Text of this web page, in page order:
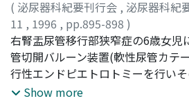
good and there are no recurrent
( 泌尿器科紀要刊行会 , 泌尿器科紀
11 , 1996 , pp.895-898 )
UMEKAWA, Tohru;ISHIKAWA,
Hiroshi;IGUCHI, Masanori;
川, 泰章; 梶川, 博司; 井口, 正典;栗
右腎盂尿管移行部狭窄症の6歳女児
管切開バルーン装置(軟性尿管カテ
行性エンドピエトロトミーを行いそ
全身麻酔下でアキュサイスカテーテ
Show more